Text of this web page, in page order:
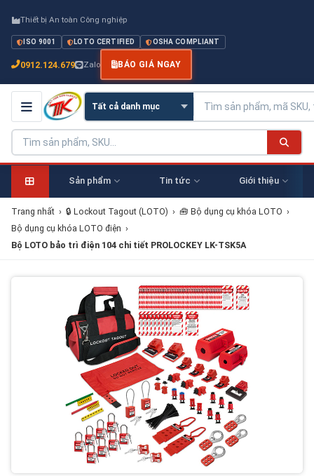
Thiết bị An toàn Công nghiệp
ISO 9001 LOTO CERTIFIED OSHA COMPLIANT
0912.124.679 Zalo BÁO GIÁ NGAY
Sản phẩm Tin tức Giới thiệu
Trang nhất › 🔒 Lockout Tagout (LOTO) › 🧰 Bộ dụng cụ khóa LOTO ›
Bộ dụng cụ khóa LOTO điện ›
Bộ LOTO bảo trì điện 104 chi tiết PROLOCKEY LK-TSK5A